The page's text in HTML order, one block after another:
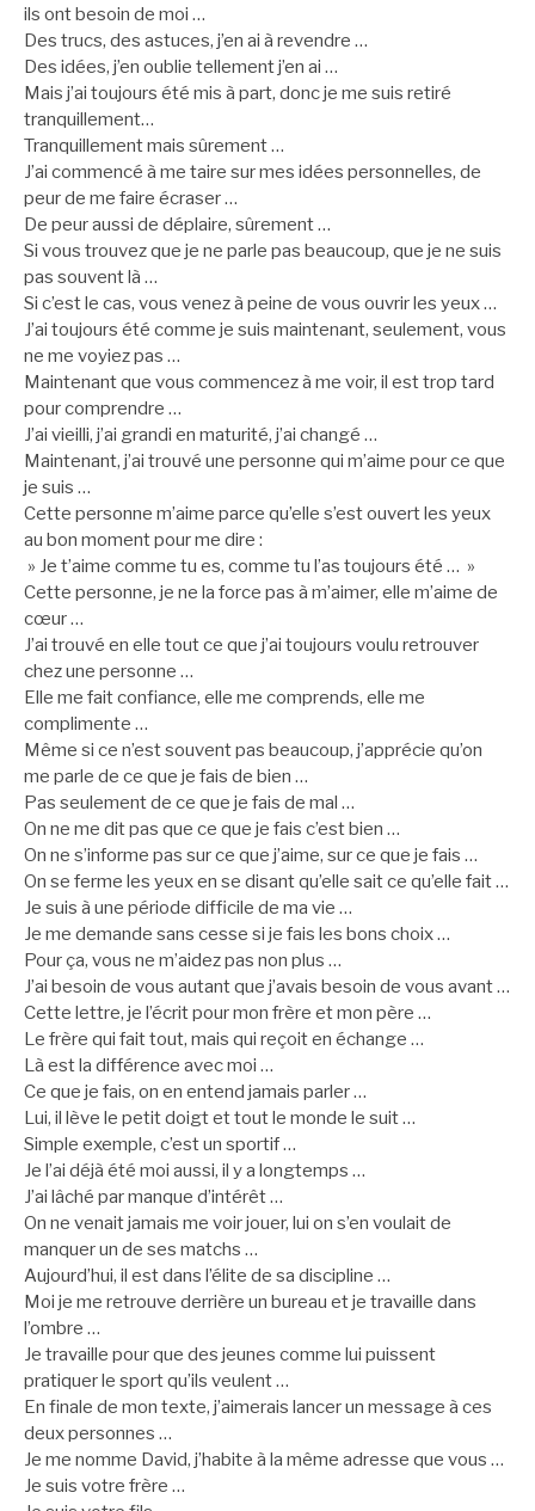
ils ont besoin de moi …
Des trucs, des astuces, j’en ai à revendre …
Des idées, j’en oublie tellement j’en ai …
Mais j’ai toujours été mis à part, donc je me suis retiré
tranquillement…
Tranquillement mais sûrement …
J’ai commencé à me taire sur mes idées personnelles, de
peur de me faire écraser …
De peur aussi de déplaire, sûrement …
Si vous trouvez que je ne parle pas beaucoup, que je ne suis
pas souvent là …
Si c’est le cas, vous venez à peine de vous ouvrir les yeux …
J’ai toujours été comme je suis maintenant, seulement, vous
ne me voyiez pas …
Maintenant que vous commencez à me voir, il est trop tard
pour comprendre …
J’ai vieilli, j’ai grandi en maturité, j’ai changé …
Maintenant, j’ai trouvé une personne qui m’aime pour ce que
je suis …
Cette personne m’aime parce qu’elle s’est ouvert les yeux
au bon moment pour me dire :
» Je t’aime comme tu es, comme tu l’as toujours été … »
Cette personne, je ne la force pas à m’aimer, elle m’aime de
cœur …
J’ai trouvé en elle tout ce que j’ai toujours voulu retrouver
chez une personne …
Elle me fait confiance, elle me comprends, elle me
complimente …
Même si ce n’est souvent pas beaucoup, j’apprécie qu’on
me parle de ce que je fais de bien …
Pas seulement de ce que je fais de mal …
On ne me dit pas que ce que je fais c’est bien …
On ne s’informe pas sur ce que j’aime, sur ce que je fais …
On se ferme les yeux en se disant qu’elle sait ce qu’elle fait …
Je suis à une période difficile de ma vie …
Je me demande sans cesse si je fais les bons choix …
Pour ça, vous ne m’aidez pas non plus …
J’ai besoin de vous autant que j’avais besoin de vous avant …
Cette lettre, je l’écrit pour mon frère et mon père …
Le frère qui fait tout, mais qui reçoit en échange …
Là est la différence avec moi …
Ce que je fais, on en entend jamais parler …
Lui, il lève le petit doigt et tout le monde le suit …
Simple exemple, c’est un sportif …
Je l’ai déjà été moi aussi, il y a longtemps …
J’ai lâché par manque d’intérêt …
On ne venait jamais me voir jouer, lui on s’en voulait de
manquer un de ses matchs …
Aujourd’hui, il est dans l’élite de sa discipline …
Moi je me retrouve derrière un bureau et je travaille dans
l’ombre …
Je travaille pour que des jeunes comme lui puissent
pratiquer le sport qu’ils veulent …
En finale de mon texte, j’aimerais lancer un message à ces
deux personnes …
Je me nomme David, j’habite à la même adresse que vous …
Je suis votre frère …